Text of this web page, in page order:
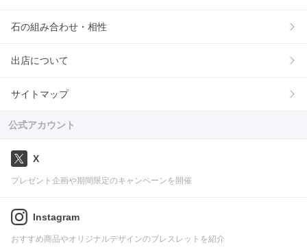
石の組み合わせ・相性
出店について
サイトマップ
公式アカウント
X
プレゼント企画や期間限定のキャンペーンを開催
Instagram
おすすめ商品やオリジナルデザインのブレスレットを紹介